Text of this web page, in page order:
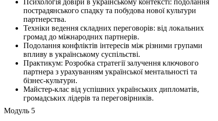
Психологія довіри в українському контексті: подолання
пострадянського спадку та побудова нової культури
партнерства.
Техніки ведення складних переговорів: від локальних
громад до міжнародних партнерів.
Подолання конфліктів інтересів між різними групами
впливу в українському суспільстві.
Практикум: Розробка стратегії залучення ключового
партнера з урахуванням української ментальності та
бізнес-культури.
Майстер-клас від успішних українських дипломатів,
громадських лідерів та переговірників.
Модуль 5